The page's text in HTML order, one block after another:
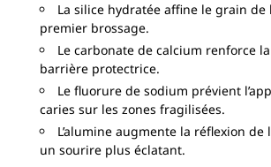
La silice hydratée affine le grain de
premier brossage.
Le carbonate de calcium renforce
barrière protectrice.
Le fluorure de sodium prévient
caries sur les zones fragilisées.
L’alumine augmente la réflexion
un sourire plus éclatant.